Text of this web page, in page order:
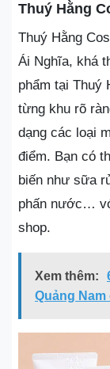
Thuý Hằng
Thuý Hằng
Ái Nghĩa, khá
phẩm tại Thuý
từng khu rõ
dạng các loại
điểm. Bạn có
biến như sữa
phấn nước…
shop.
Xem thêm:
Quảng